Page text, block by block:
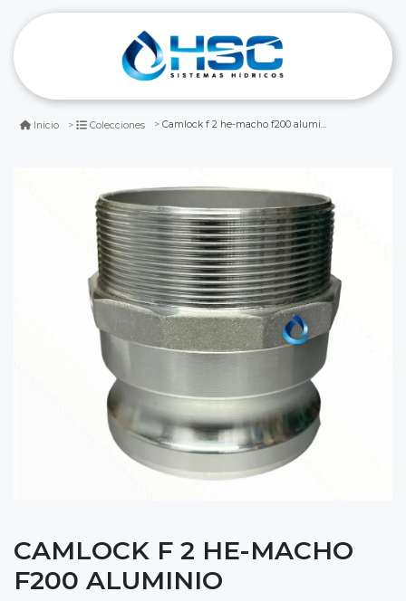
Inicio Colecciones Camlock f 2 he-macho f200 aluminio
CAMLOCK F 2 HE-MACHO
F200 ALUMINIO